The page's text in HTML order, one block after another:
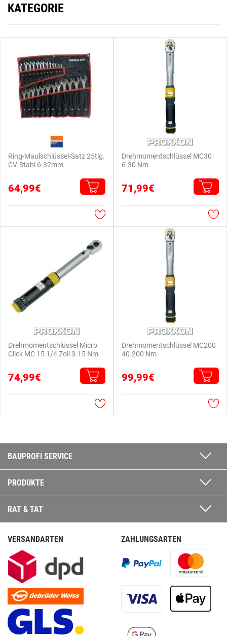
KATEGORIE
Ring-Maulschlüssel-Satz 25tlg.
CV-Stahl 6-32mm
64,99€
Drehmomentschlüssel MC30
6-30 Nm
71,99€
Drehmomentschlüssel Micro
Click MC 15 1/4 Zoll 3-15 Nm
74,99€
Drehmomentschlüssel MC200
40-200 Nm
99,99€
BAUPROFI SERVICE
PRODUKTE
RAT & TAT
VERSANDARTEN ZAHLUNGSARTEN